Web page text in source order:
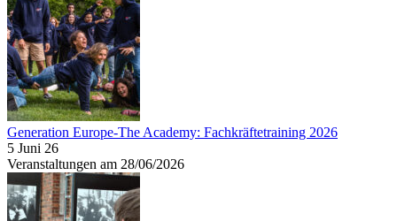
Generation Europe-The Academy: Fachkräftetraining 2026
5 Juni 26
Veranstaltungen am 28/06/2026